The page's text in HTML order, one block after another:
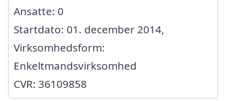
Ansatte: 0
Startdato: 01. december 2014,
Virksomhedsform:
Enkeltmandsvirksomhed
CVR: 36109858